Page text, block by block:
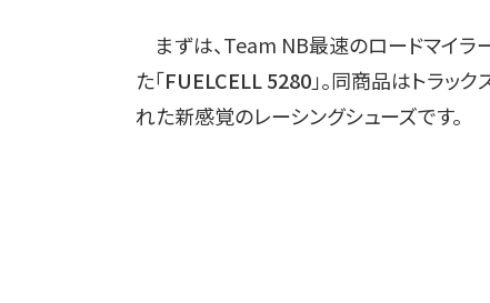
まずは、Team NB最速のロードマイラ
た「FUELCELL 5280」。同商品はトラッ
れた新感覚のレーシングシューズです。